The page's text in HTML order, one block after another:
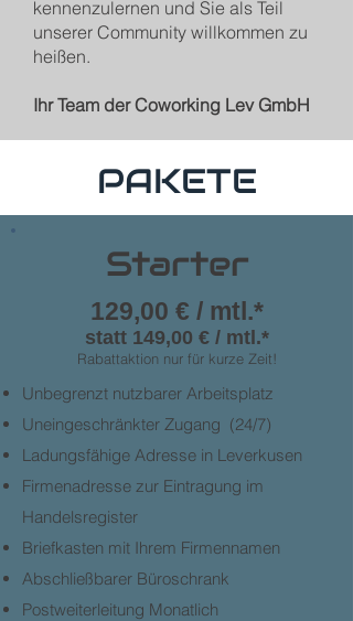
kennenzulernen und Sie als Teil
unserer Community willkommen zu
heißen.
Ihr Team der Coworking Lev GmbH
PAKETE
Starter
129,00 € / mtl.*
statt 149,00 € / mtl.*
Rabattaktion nur für kurze Zeit!
Unbegrenzt nutzbarer Arbeitsplatz
Uneingeschränkter Zugang (24/7)
Ladungsfähige Adresse in Leverkusen
Firmenadresse zur Eintragung im
Handelsregister
Briefkasten mit Ihrem Firmennamen
Abschließbarer Büroschrank
Postweiterleitung Monatlich